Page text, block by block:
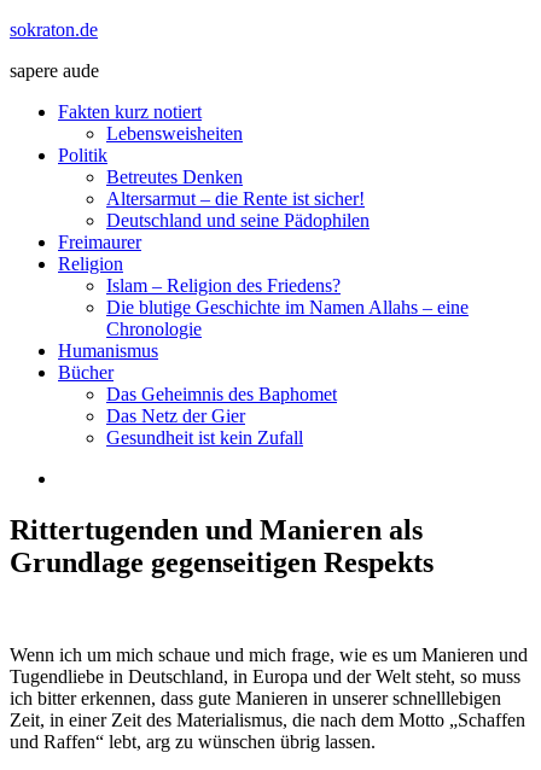
Zum
springen
sokraton.de
sapere aude
Menü
Fakten kurz notiert
Lebensweisheiten
Politik
Betreutes Denken
Altersarmut – die Rente ist sicher!
Deutschland und seine Pädophilen
Freimaurer
Religion
Islam – Religion des Friedens?
Die blutige Geschichte im Namen Allahs – eine
Chronologie
Humanismus
Bücher
Das Geheimnis des Baphomet
Das Netz der Gier
Gesundheit ist kein Zufall
Rittertugenden und Manieren als
Grundlage gegenseitigen Respekts
Wenn ich um mich schaue und mich frage, wie es um Manieren und
Tugendliebe in Deutschland, in Europa und der Welt steht, so muss
ich bitter erkennen, dass gute Manieren in unserer schnelllebigen
Zeit, in einer Zeit des Materialismus, die nach dem Motto „Schaffen
und Raffen“ lebt, arg zu wünschen übrig lassen.